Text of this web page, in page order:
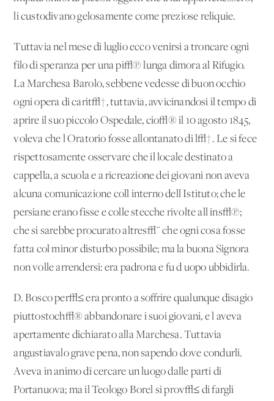
li custodivano gelosamente come preziose reliquie.
Tuttavia nel mese di luglio ecco venirsi a troncare ogni
filo di speranza per una pi√π lunga dimora al Rifugio.
La Marchesa Barolo, sebbene vedesse di buon occhio
ogni opera di carit√†, tuttavia, avvicinandosi il tempo di
aprire il suo piccolo Ospedale, cio√® il 10 agosto 1845,
voleva che l'Oratorio fosse allontanato di l√†. Le si fece
rispettosamente osservare che il locale destinato a
cappella, a scuola e a ricreazione dei giovani non aveva
alcuna comunicazione coll'interno dell'Istituto; che le
persiane erano fisse e colle stecche rivolte all'ins√π;
che si sarebbe procurato altres√¨ che ogni cosa fosse
fatta col minor disturbo possibile; ma la buona Signora
non volle arrendersi: era padrona e fu d'uopo ubbidirla.
D. Bosco per√≤ era pronto a soffrire qualunque disagio
piuttostoch√® abbandonare i suoi giovani, e l'aveva
apertamente dichiarato alla Marchesa. Tuttavia
angustiavalo grave pena, non sapendo dove condurli.
Aveva in animo di cercare un luogo dalle parti di
Portanuova; ma il Teologo Borel si prov√≤ di fargli